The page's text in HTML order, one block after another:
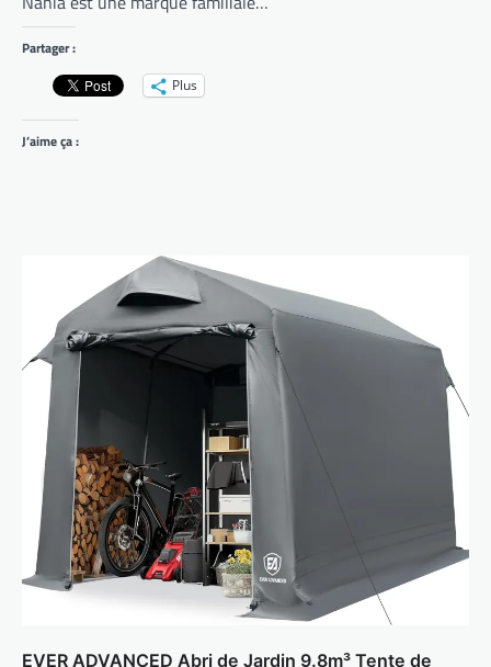
Partager :
Plus
J’aime ça :
EVER ADVANCED Abri de Jardin 9.8m³ Tente de